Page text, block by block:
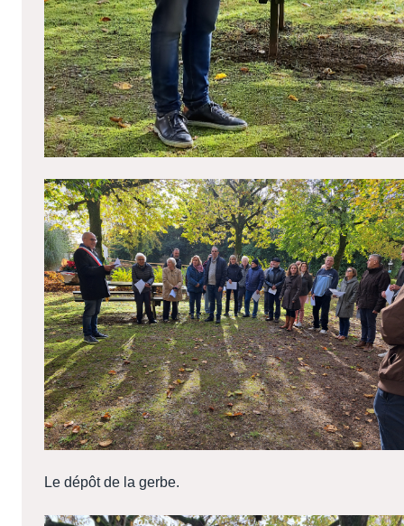
Le dépôt de la gerbe.